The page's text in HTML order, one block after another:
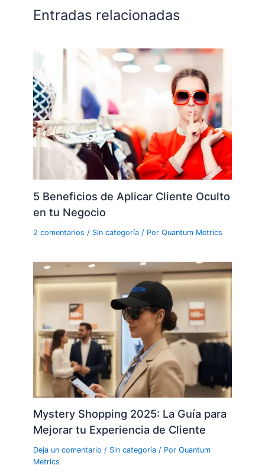
Entradas relacionadas
5 Beneficios de Aplicar Cliente Oculto
en tu Negocio
2 comentarios / Sin categoría / PorQuantum Metrics
Mystery Shopping 2025: La Guía para
Mejorar tu Experiencia de Cliente
Deja un comentario / Sin categoría / PorQuantum
Metrics